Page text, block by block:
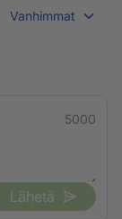
Vanhimmat
5000
Lähetä